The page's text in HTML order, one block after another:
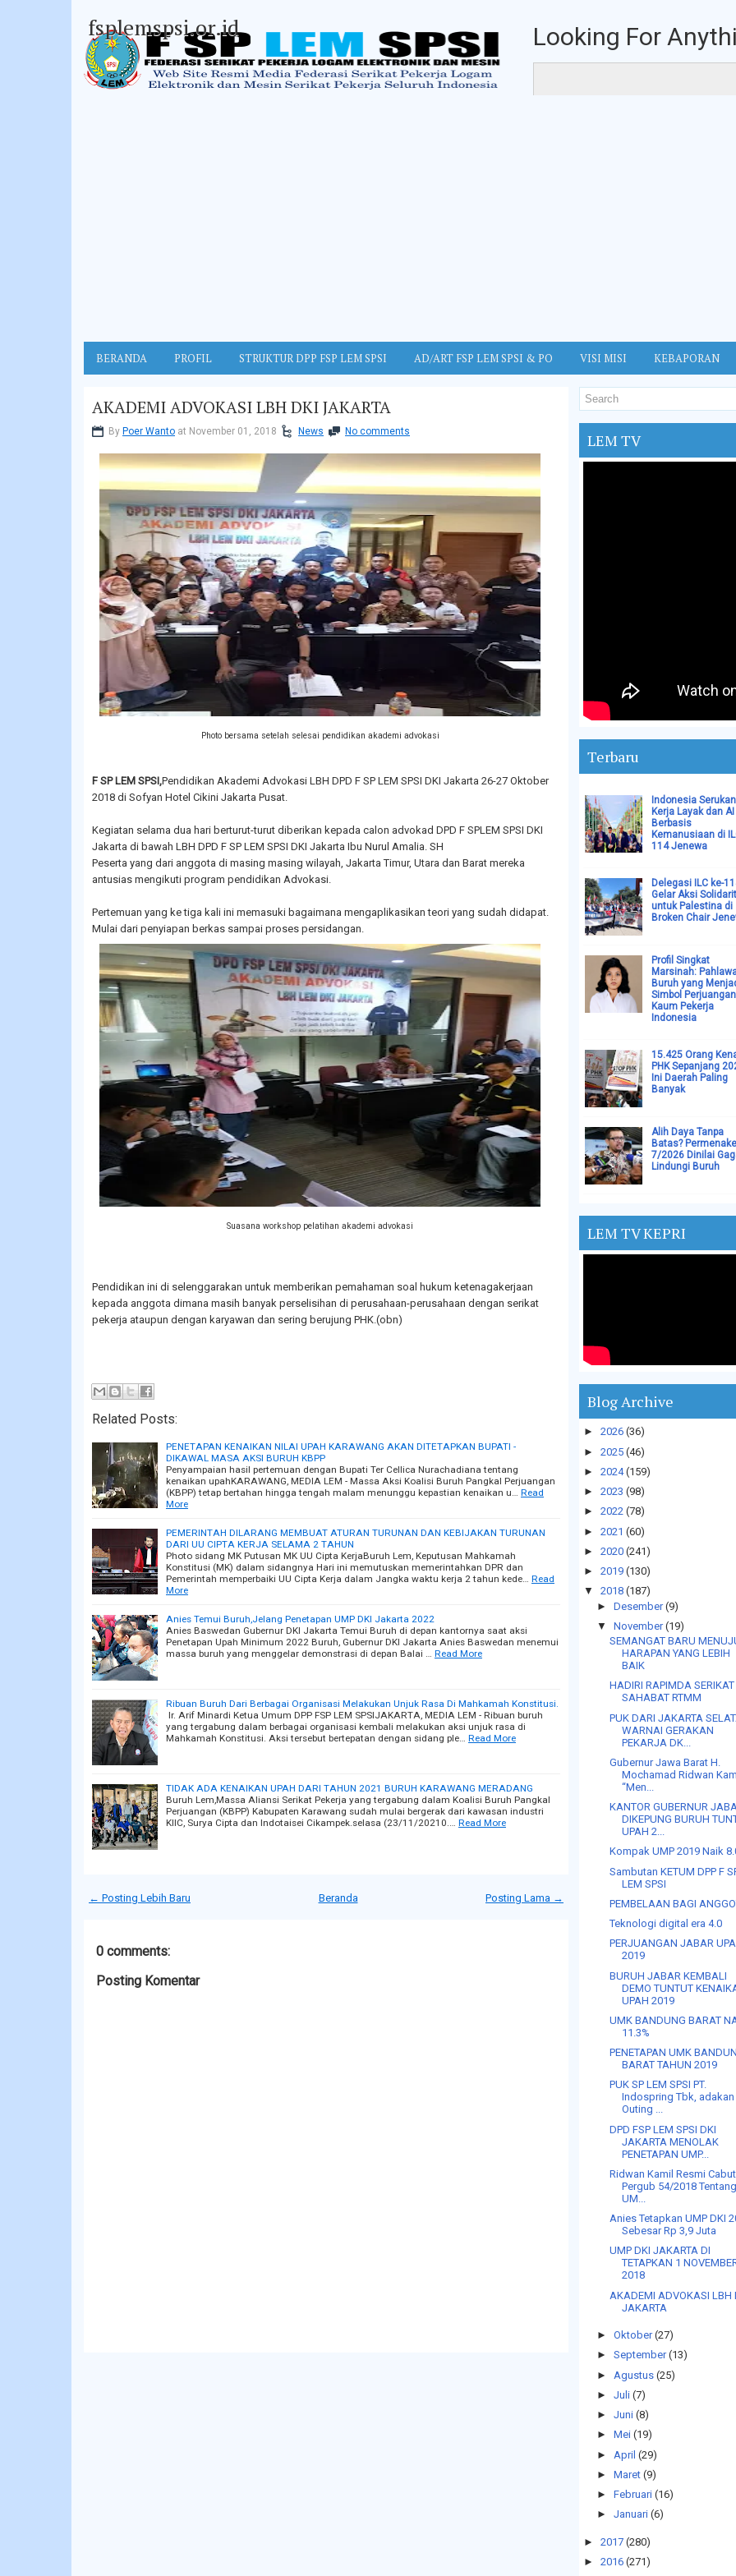
fsplemspsi.or.id Looking For
BERANDA PROFIL STRUKTUR DPP FSP LEM SPSI AD/ART FSP LEM SPSI & PO VISI MISI KEBAPORAN
AKADEMI ADVOKASI LBH DKI JAKARTA
By Poer Wanto at November 01, 2018 News No comments
Photo bersama setelah selesai pendidikan akademi advokasi
F SP LEM SPSI,Pendidikan Akademi Advokasi LBH DPD F SP LEM SPSI DKI Jakarta 26-27 Oktober
2018 di Sofyan Hotel Cikini Jakarta Pusat.
Kegiatan selama dua hari berturut-turut diberikan kepada calon advokad DPD F SPLEM SPSI DKI
Jakarta di bawah LBH DPD F SP LEM SPSI DKI Jakarta Ibu Nurul Amalia. SH
Peserta yang dari anggota di masing masing wilayah, Jakarta Timur, Utara dan Barat mereka
antusias mengikuti program pendidikan Advokasi.
Pertemuan yang ke tiga kali ini memasuki bagaimana mengaplikasikan teori yang sudah didapat.
Mulai dari penyiapan berkas sampai proses persidangan.
Suasana workshop pelatihan akademi advokasi
Pendidikan ini di selenggarakan untuk memberikan pemahaman soal hukum ketenagakerjaan
kepada anggota dimana masih banyak perselisihan di perusahaan-perusahaan dengan serikat
pekerja ataupun dengan karyawan dan sering berujung PHK.(obn)
Related Posts:
PENETAPAN KENAIKAN NILAI UPAH KARAWANG AKAN DITETAPKAN BUPATI -
DIKAWAL MASA AKSI BURUH KBPP
Penyampaian hasil pertemuan dengan Bupati Ter Cellica Nurachadiana tentang
kenaikan upahKARAWANG, MEDIA LEM - Massa Aksi Koalisi Buruh Pangkal Perjuangan
(KBPP) tetap bertahan hingga tengah malam menunggu kepastian kenaikan u…
Read
More
PEMERINTAH DILARANG MEMBUAT ATURAN TURUNAN DAN KEBIJAKAN TURUNAN
DARI UU CIPTA KERJA SELAMA 2 TAHUN
Photo sidang MK Putusan MK UU Cipta KerjaBuruh Lem, Keputusan Mahkamah
Konstitusi (MK) dalam sidangnya Hari ini memutuskan memerintahkan DPR dan
Pemerintah memperbaiki UU Cipta Kerja dalam Jangka waktu kerja 2 tahun kede…
Read
More
Anies Temui Buruh,Jelang Penetapan UMP DKI Jakarta 2022
Anies Baswedan Gubernur DKI Jakarta Temui Buruh di depan kantornya saat aksi
Penetapan Upah Minimum 2022 Buruh, Gubernur DKI Jakarta Anies Baswedan menemui
massa buruh yang menggelar demonstrasi di depan Balai …
Read More
Ribuan Buruh Dari Berbagai Organisasi Melakukan Unjuk Rasa Di Mahkamah Konstitusi.
Ir. Arif Minardi Ketua Umum DPP FSP LEM SPSIJAKARTA, MEDIA LEM - Ribuan buruh
yang tergabung dalam berbagai organisasi kembali melakukan aksi unjuk rasa di
Mahkamah Konstitusi. Aksi tersebut bertepatan dengan sidang ple…
Read More
TIDAK ADA KENAIKAN UPAH DARI TAHUN 2021 BURUH KARAWANG MERADANG
Buruh Lem,Massa Aliansi Serikat Pekerja yang tergabung dalam Koalisi Buruh Pangkal
Perjuangan (KBPP) Kabupaten Karawang sudah mulai bergerak dari kawasan industri
KIIC, Surya Cipta dan Indotaisei Cikampek.selasa (23/11/20210.…
Read More
← Posting Lebih Baru Posting Lama →
Beranda
0 comments:
Posting Komentar
LEM TV
Terbaru
Indonesia Serukan
Kerja Layak dan AI
Berbasis
Kemanusiaan di
114 Jenewa
Delegasi ILC ke-
Gelar Aksi
untuk Palestina di
Broken Chair
Profil Singkat
Marsinah:
Buruh yang
Simbol Perjuangan
Kaum Pekerja
Indonesia
15.425 Orang
PHK Sepanjang
Ini Daerah Paling
Banyak
Alih Daya Tanpa
Batas?
7/2026 Dinilai
Lindungi Buruh
LEM TV KEPRI
Blog Archive
► 2026 (36)
► 2025 (46)
► 2024 (159)
► 2023 (98)
► 2022 (78)
► 2021 (60)
► 2020 (241)
► 2019 (130)
▼
2018 (187)
► Desember (9)
▼
November (19)
SEMANGAT BARU
HARAPAN YANG LEBIH
BAIK
HADIRI RAPIMDA SERIKAT
SAHABAT RTMM
PUK DARI JAKARTA
WARNAI GERAKAN
PEKARJA DK...
Gubernur Jawa Barat H.
Mochamad Ridwan
“Men...
KANTOR GUBERNUR
DIKEPUNG BURUH
UPAH 2...
Kompak UMP 2019 Naik
Sambutan KETUM DPP F
LEM SPSI
PEMBELAAN BAGI
Teknologi digital era 4.0
PERJUANGAN JABAR
2019
BURUH JABAR KEMBALI
DEMO TUNTUT
UPAH 2019
UMK BANDUNG BARAT
11.3%
PENETAPAN UMK
BARAT TAHUN 2019
PUK SP LEM SPSI PT.
Indospring Tbk, adakan
Outing ...
DPD FSP LEM SPSI DKI
JAKARTA MENOLAK
PENETAPAN UMP...
Ridwan Kamil Resmi Cabut
Pergub 54/2018 Tentang
UM...
Anies Tetapkan UMP DKI
Sebesar Rp 3,9 Juta
UMP DKI JAKARTA DI
TETAPKAN 1
2018
AKADEMI ADVOKASI LBH
JAKARTA
► Oktober (27)
► September (13)
► Agustus (25)
► Juli (7)
► Juni (8)
► Mei (19)
► April (29)
► Maret (9)
► Februari (16)
► Januari (6)
► 2017 (280)
► 2016 (271)